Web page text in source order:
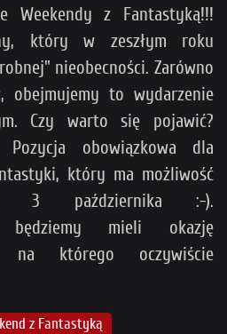
Weekendy z Fantastyką!!!
który w zeszłym roku
nieobecności. Zarówno
to wydarzenie
Czy warto się pojawić?
obowiązkowa dla
który ma możliwość
3 października :-).
będziemy mieli okazję
na którego oczywiście
z Fantastyką